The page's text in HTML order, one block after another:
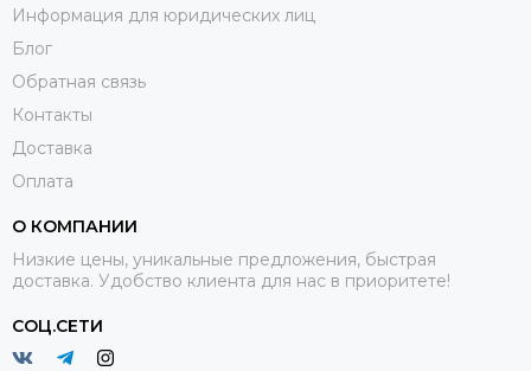
Информация для юридических лиц
Блог
Обратная связь
Контакты
Доставка
Оплата
О КОМПАНИИ
Низкие цены, уникальные предложения, быстрая
доставка. Удобство клиента для нас в приоритете!
СОЦ.СЕТИ